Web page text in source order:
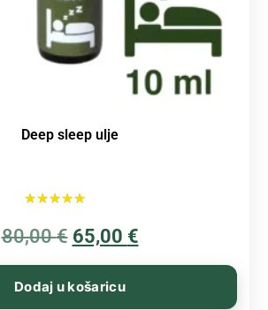
Deep sleep ulje
5.00
od 5
80,00€ 65,00 €
Dodaj u košaricu